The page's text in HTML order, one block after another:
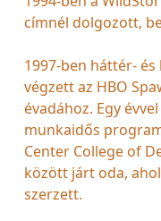
címnél dolgozott,
1997-ben háttér-
végzett az HBO
évadához. Egy
munkaidős
Center College of
között járt oda,
szerzett.